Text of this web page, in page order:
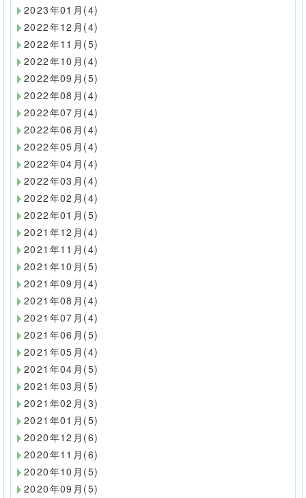
2023年01月(4)
2022年12月(4)
2022年11月(5)
2022年10月(4)
2022年09月(5)
2022年08月(4)
2022年07月(4)
2022年06月(4)
2022年05月(4)
2022年04月(4)
2022年03月(4)
2022年02月(4)
2022年01月(5)
2021年12月(4)
2021年11月(4)
2021年10月(5)
2021年09月(4)
2021年08月(4)
2021年07月(4)
2021年06月(5)
2021年05月(4)
2021年04月(5)
2021年03月(5)
2021年02月(3)
2021年01月(5)
2020年12月(6)
2020年11月(6)
2020年10月(5)
2020年09月(5)